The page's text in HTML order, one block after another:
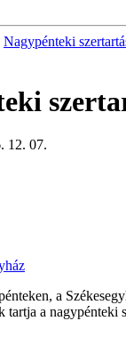
Nagypénteki
12. 07.
a
tartja a nagypénteki